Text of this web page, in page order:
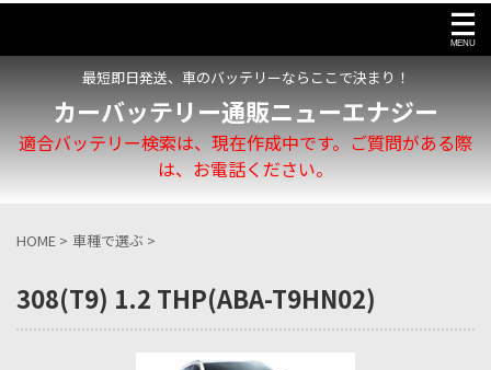
最短即日発送、車のバッテリーならここで決まり！
カーバッテリー通販ニューエナジー
適合バッテリー検索は、現在作成中です。ご質問がある際
は、お電話ください。
HOME > 車種で選ぶ >
308(T9) 1.2 THP(ABA-T9HN02)